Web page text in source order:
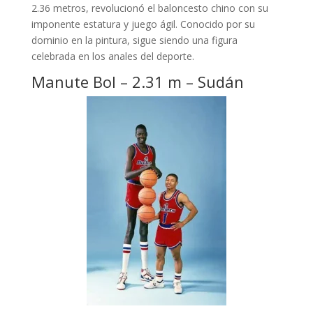
2.36 metros, revolucionó el baloncesto chino con su
imponente estatura y juego ágil. Conocido por su
dominio en la pintura, sigue siendo una figura
celebrada en los anales del deporte.
Manute Bol – 2.31 m – Sudán